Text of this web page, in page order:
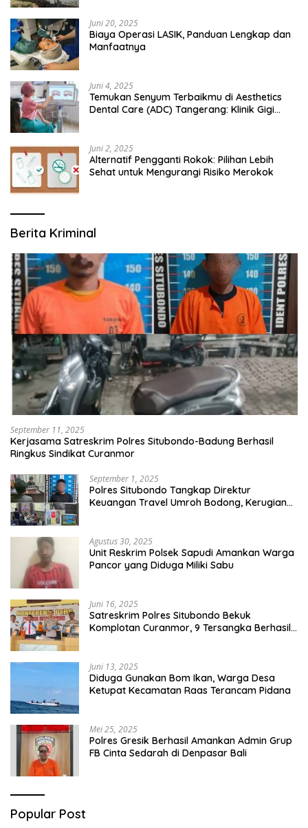
Juni 20, 2025
Biaya Operasi LASIK, Panduan Lengkap dan
Manfaatnya
Juni 4, 2025
Temukan Senyum Terbaikmu di Aesthetics
Dental Care (ADC) Tangerang: Klinik Gigi
Juni 2, 2025
Alternatif Pengganti Rokok: Pilihan Lebih
Sehat untuk Mengurangi Risiko Merokok
Berita Kriminal
September 11, 2025
Kerjasama Satreskrim Polres Situbondo-Badung Berhasil
Ringkus Sindikat Curanmor
September 1, 2025
Polres Situbondo Tangkap Direktur
Keuangan Travel Umroh Bodong, Kerugian
Agustus 30, 2025
Unit Reskrim Polsek Sapudi Amankan Warga
Pancor yang Diduga Miliki Sabu
Juni 16, 2025
Satreskrim Polres Situbondo Bekuk
Komplotan Curanmor, 9 Tersangka Berhasil
Juni 13, 2025
Diduga Gunakan Bom Ikan, Warga Desa
Ketupat Kecamatan Raas Terancam Pidana
Mei 25, 2025
Polres Gresik Berhasil Amankan Admin Grup
FB Cinta Sedarah di Denpasar Bali
Popular Post